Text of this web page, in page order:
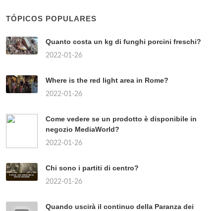
TÓPICOS POPULARES
Quanto costa un kg di funghi porcini freschi?
2022-01-26
Where is the red light area in Rome?
2022-01-26
Come vedere se un prodotto è disponibile in
negozio MediaWorld?
2022-01-26
Chi sono i partiti di centro?
2022-01-26
Quando uscirà il continuo della Paranza dei